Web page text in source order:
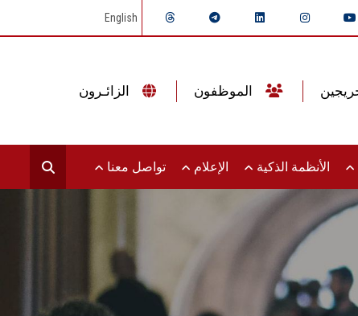
English
الأنظمة الذكية الإعلام تواصل معنا